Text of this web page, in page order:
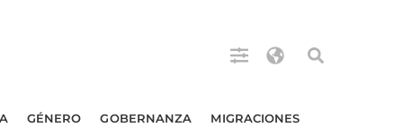
GÉNERO GOBERNANZA MIGRACIONES